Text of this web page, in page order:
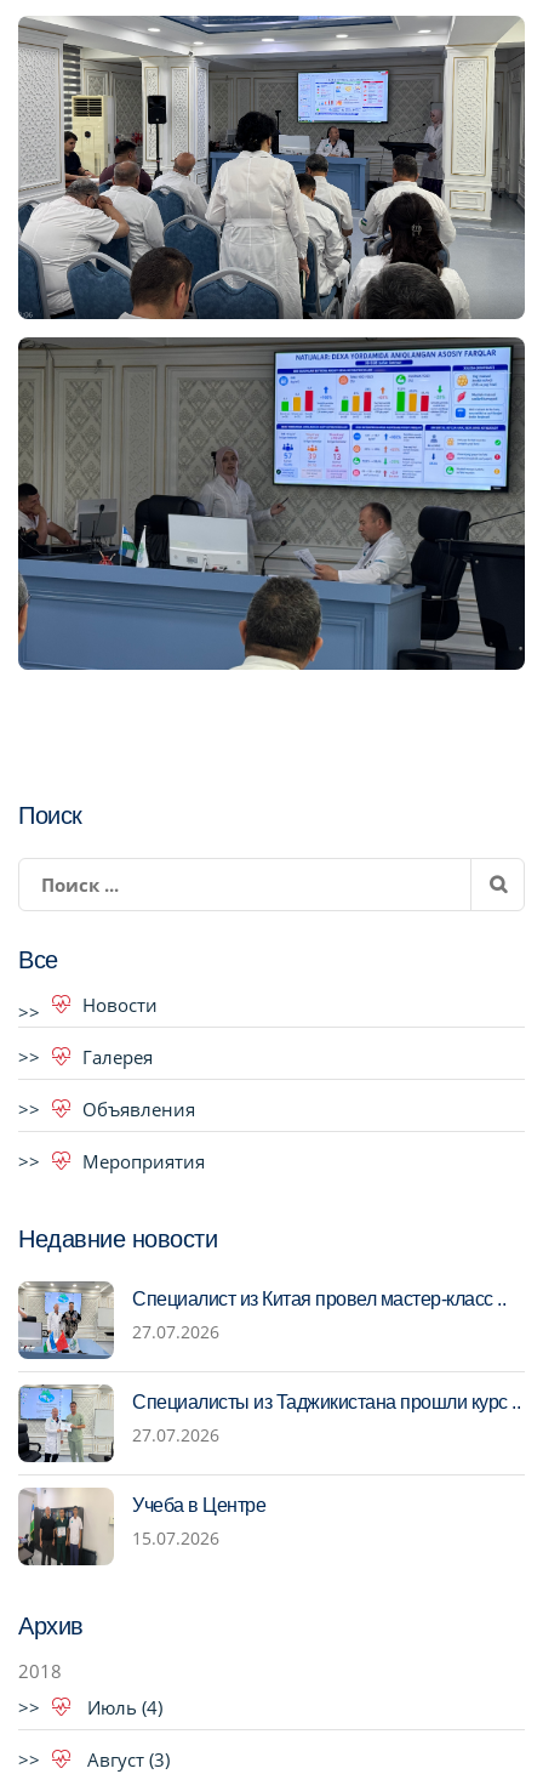
Поиск
Все
Новости
Галерея
Объявления
Мероприятия
Недавние новости
Специалист из Китая провел мастер-класс ..
27.07.2026
Специалисты из Таджикистана прошли курс ..
27.07.2026
Учеба в Центре
15.07.2026
Архив
2018
Июль (4)
Август (3)